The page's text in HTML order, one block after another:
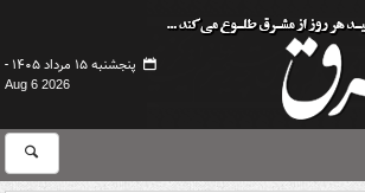
پنجشنبه ۱۵ مرداد ۱۴۰۵ -
Aug 6 2026